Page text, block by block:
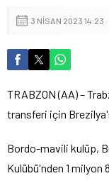
3 NISAN 2023 14:23
TRABZON (AA) –
transferi için
Bordo-mavili kulüp,
Kulübü'nden 1 milyon